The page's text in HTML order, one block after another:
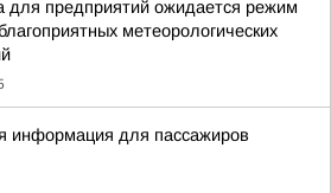
для предприятий ожидается режим
метеорологических
информация для пассажиров